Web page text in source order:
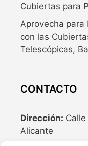
Cubiertas para
Aprovecha
con las
Telescópicas,
CONTACTO
Dirección:
Alicante